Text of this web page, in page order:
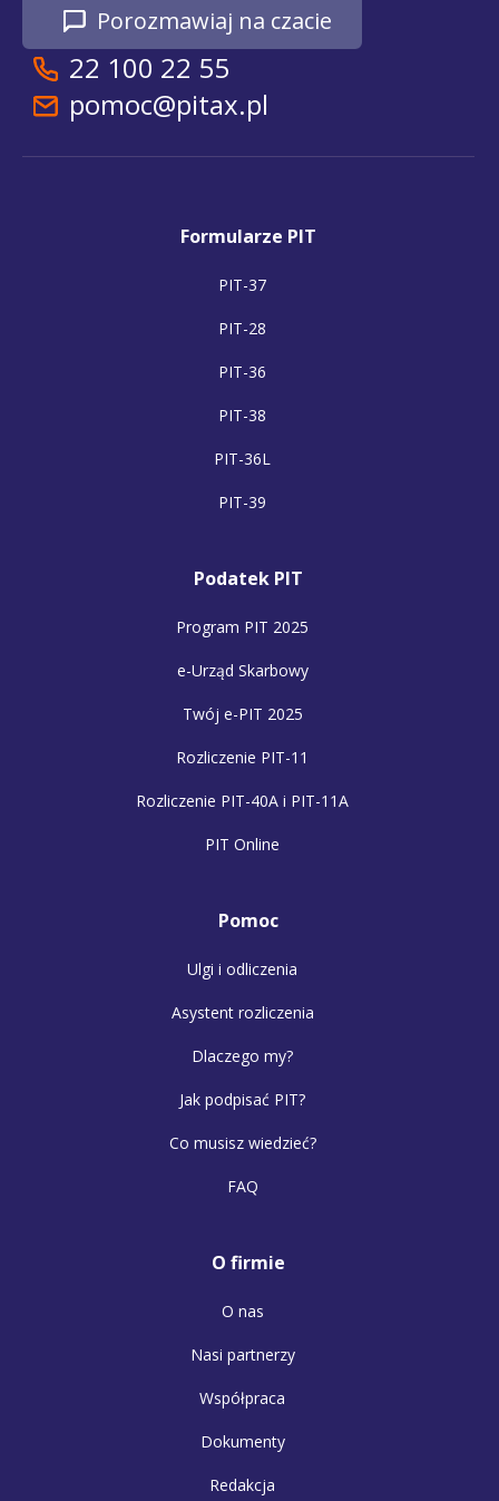
Porozmawiaj na czacie
22 100 22 55
pomoc@pitax.pl
Formularze PIT
PIT-37
PIT-28
PIT-36
PIT-38
PIT-36L
PIT-39
Podatek PIT
Program PIT 2025
e-Urząd Skarbowy
Twój e-PIT 2025
Rozliczenie PIT-11
Rozliczenie PIT-40A i PIT-11A
PIT Online
Pomoc
Ulgi i odliczenia
Asystent rozliczenia
Dlaczego my?
Jak podpisać PIT?
Co musisz wiedzieć?
FAQ
O firmie
O nas
Nasi partnerzy
Współpraca
Dokumenty
Redakcja